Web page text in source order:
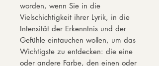
worden, wenn Sie in die
Vielschichtigkeit ihrer Lyrik, in die
Intensität der Erkenntnis und der
Gefühle eintauchen wollen, um das
Wichtigste zu entdecken: die eine
oder andere Farbe, den einen oder